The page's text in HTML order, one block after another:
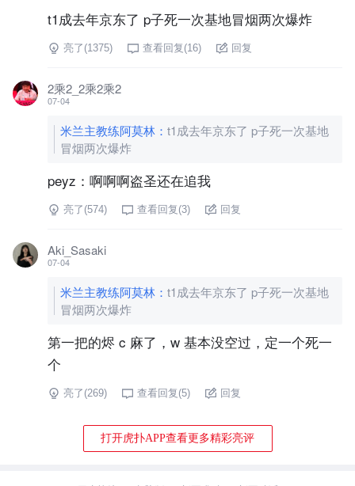
t1成去年京东了 p子死一次基地冒烟两次爆炸
亮了(1375) 查看回复(16) 回复
2乘2_2乘2乘2
07-04
米兰主教练阿莫林 ： t1成去年京东了 p子死一次基地
冒烟两次爆炸
peyz：啊啊啊盗圣还在追我
亮了(574) 查看回复(3) 回复
Aki_Sasaki
07-04
米兰主教练阿莫林 ： t1成去年京东了 p子死一次基地
冒烟两次爆炸
第一把的烬 c 麻了，w 基本没空过，定一个死一
个
亮了(269) 查看回复(5) 回复
打开虎扑APP查看更多精彩亮评